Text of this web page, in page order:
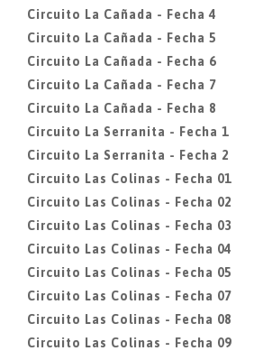
Circuito La Cañada - Fecha 4
Circuito La Cañada - Fecha 5
Circuito La Cañada - Fecha 6
Circuito La Cañada - Fecha 7
Circuito La Cañada - Fecha 8
Circuito La Serranita - Fecha 1
Circuito La Serranita - Fecha 2
Circuito Las Colinas - Fecha 01
Circuito Las Colinas - Fecha 02
Circuito Las Colinas - Fecha 03
Circuito Las Colinas - Fecha 04
Circuito Las Colinas - Fecha 05
Circuito Las Colinas - Fecha 07
Circuito Las Colinas - Fecha 08
Circuito Las Colinas - Fecha 09